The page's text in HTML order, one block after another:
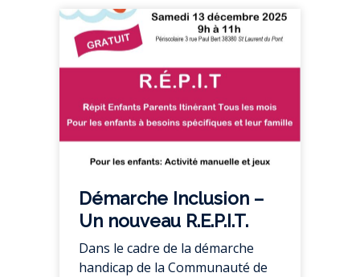
Démarche Inclusion –
Un nouveau R.E.P.I.T.
Dans le cadre de la démarche
handicap de la Communauté de